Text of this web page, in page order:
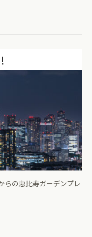
らの恵比寿ガーデンプレ